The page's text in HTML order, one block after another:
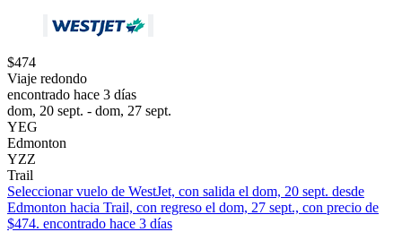
$474
Viaje redondo
encontrado hace 3 días
dom, 20 sept. - dom, 27 sept.
YEG
Edmonton
YZZ
Trail
Seleccionar vuelo de WestJet, con salida el dom, 20 sept. desde
Edmonton hacia Trail, con regreso el dom, 27 sept., con precio de
$474. encontrado hace 3 días